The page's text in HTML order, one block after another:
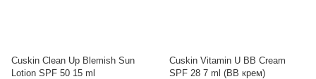
Cuskin Clean Up Blemish Sun
Lotion SPF 50 15 ml
Cuskin Vitamin U BB Cream
SPF 28 7 ml (BB крем)